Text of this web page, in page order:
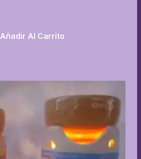
Añadir Al Carrito